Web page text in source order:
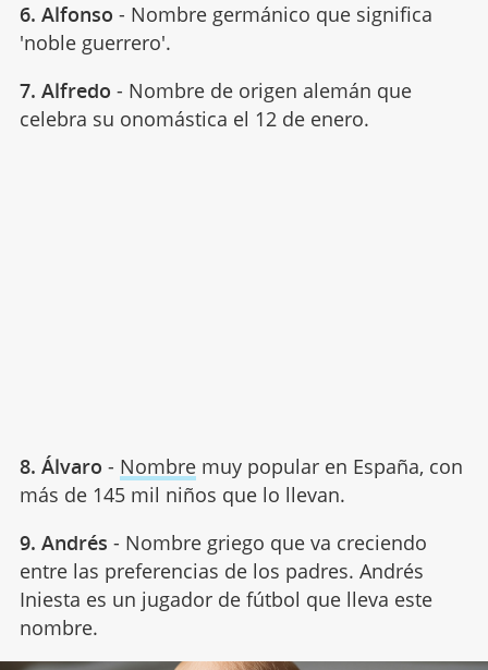
6. Alfonso - Nombre germánico que significa
'noble guerrero'.
7. Alfredo - Nombre de origen alemán que
celebra su onomástica el 12 de enero.
8. Álvaro - Nombremuy popular en España, con
más de 145 mil niños que lo llevan.
9. Andrés - Nombre griego que va creciendo
entre las preferencias de los padres. Andrés
Iniesta es un jugador de fútbol que lleva este
nombre.